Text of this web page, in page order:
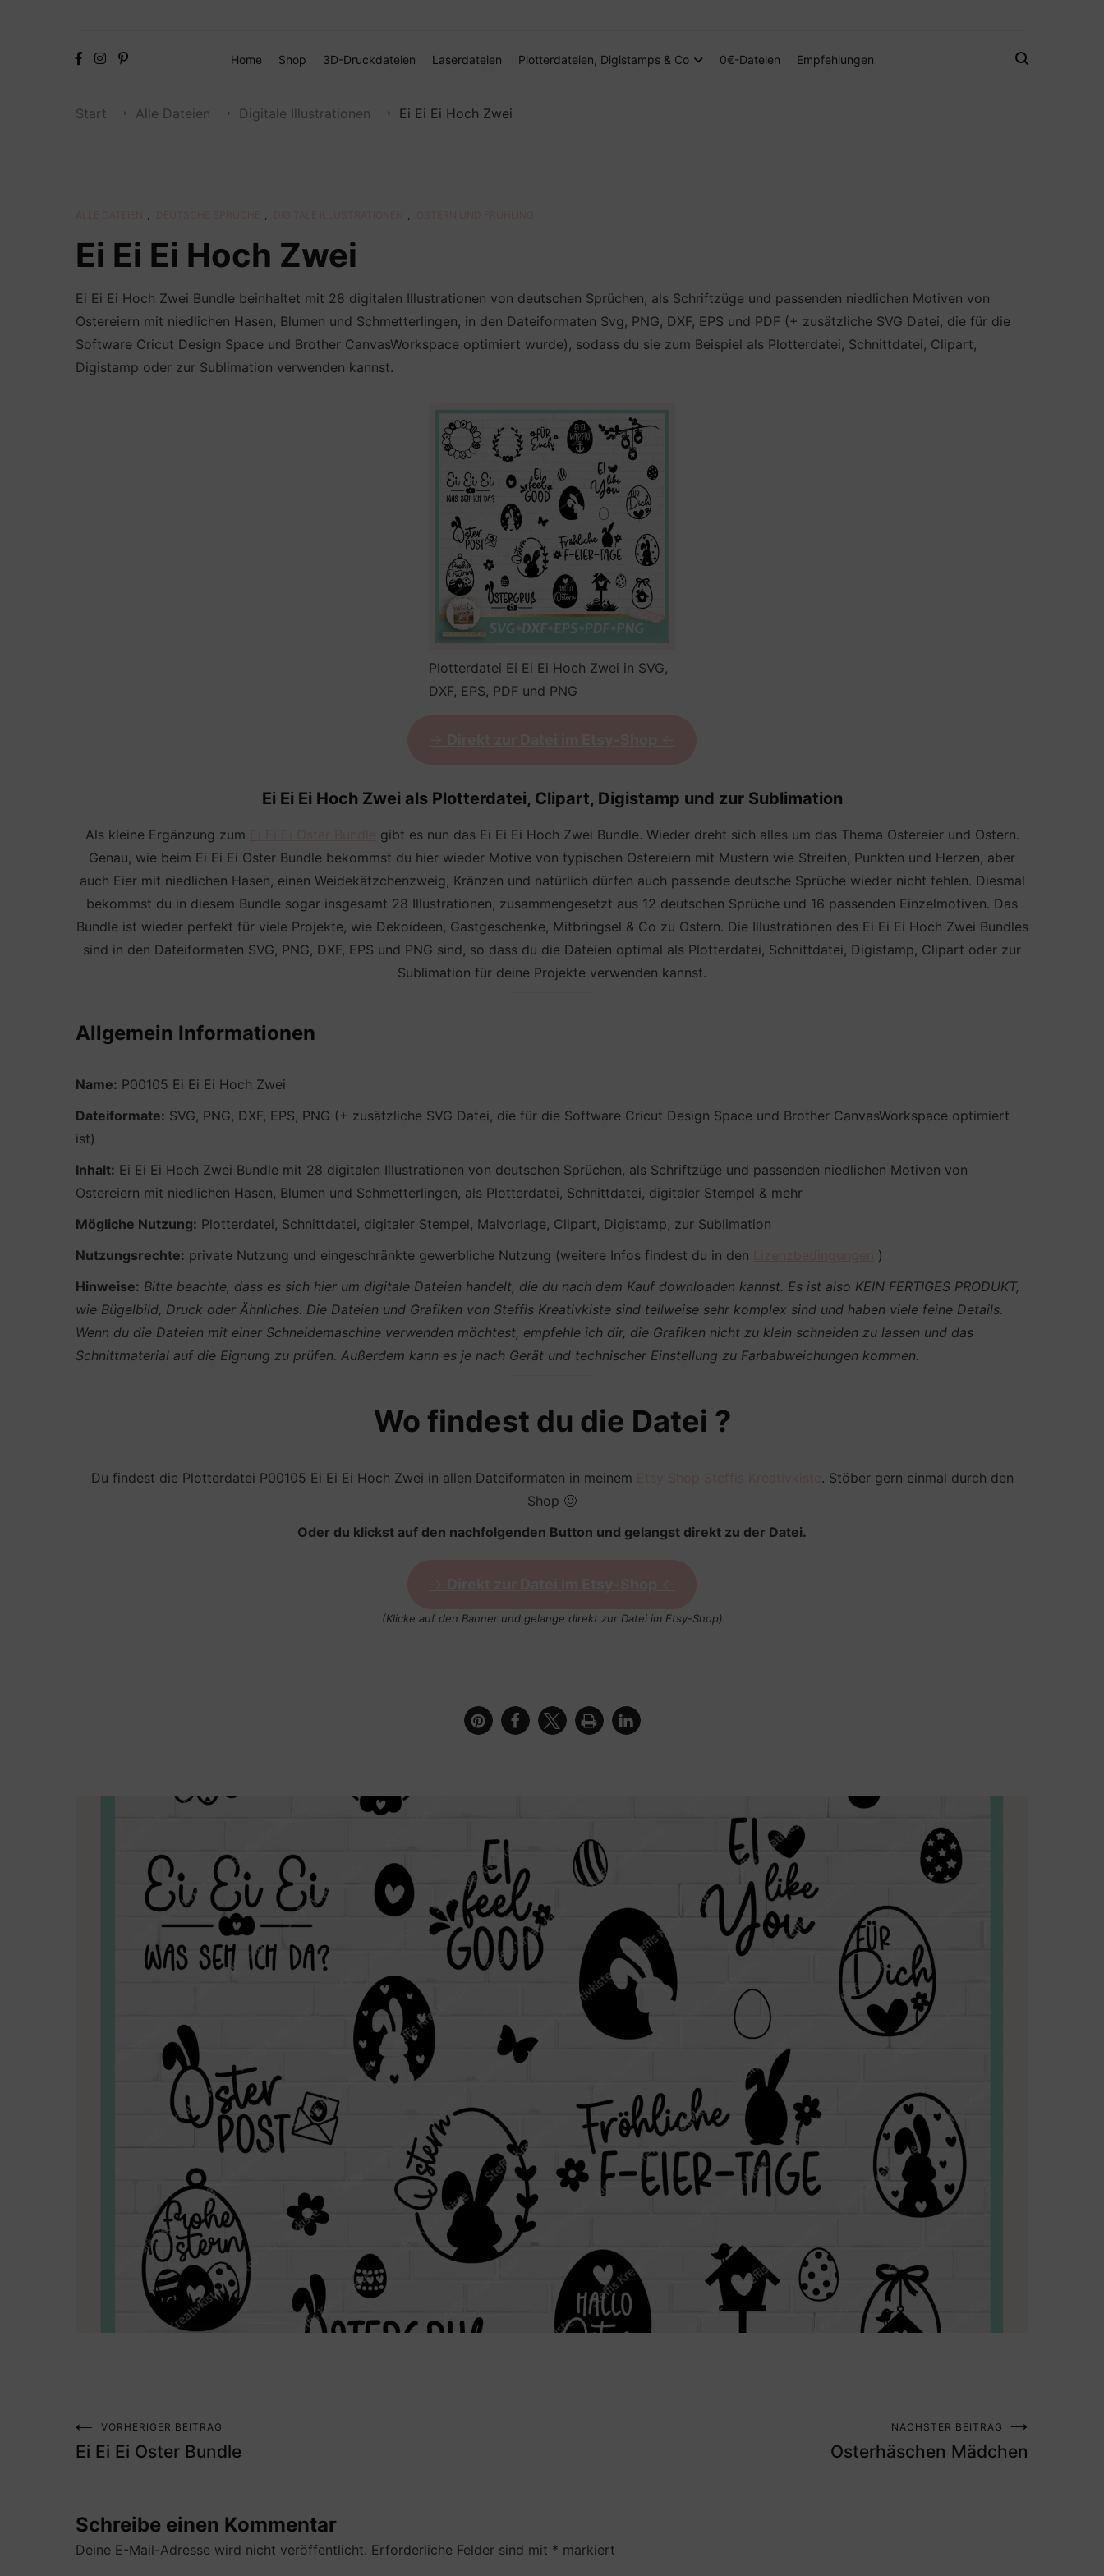
Home
Shop 3D-Druckdateien Laserdateien Plotterdateien, Digistamps & Co 0€-Dateien Empfehlungen
Start Alle Dateien Digitale Illustrationen Ei Ei Ei Hoch Zwei
, , ,
Ei Ei Ei Hoch Zwei
Ei Ei Ei Hoch Zwei Bundle beinhaltet mit 28 digitalen Illustrationen von deutschen Sprüchen, als Schriftzüge und passenden niedlichen Motiven von
Ostereiern mit niedlichen Hasen, Blumen und Schmetterlingen, in den Dateiformaten Svg, PNG, DXF, EPS und PDF (+ zusätzliche SVG Datei, die für die
Software Cricut Design Space und Brother CanvasWorkspace optimiert wurde), sodass du sie zum Beispiel als Plotterdatei, Schnittdatei, Clipart,
Digistamp oder zur Sublimation verwenden kannst.
Plotterdatei Ei Ei Ei Hoch Zwei in SVG,
DXF, EPS, PDF und PNG
Ei Ei Ei Hoch Zwei als Plotterdatei, Clipart, Digistamp und zur Sublimation
Als kleine Ergänzung zum
gibt es nun das Ei Ei Ei Hoch Zwei Bundle. Wieder dreht sich alles um das Thema Ostereier und Ostern.
Genau, wie beim Ei Ei Ei Oster Bundle bekommst du hier wieder Motive von typischen Ostereiern mit Mustern wie Streifen, Punkten und Herzen, aber
auch Eier mit niedlichen Hasen, einen Weidekätzchenzweig, Kränzen und natürlich dürfen auch passende deutsche Sprüche wieder nicht fehlen. Diesmal
bekommst du in diesem Bundle sogar insgesamt 28 Illustrationen, zusammengesetzt aus 12 deutschen Sprüche und 16 passenden Einzelmotiven. Das
Bundle ist wieder perfekt für viele Projekte, wie Dekoideen, Gastgeschenke, Mitbringsel & Co zu Ostern. Die Illustrationen des Ei Ei Ei Hoch Zwei Bundles
sind in den Dateiformaten SVG, PNG, DXF, EPS und PNG sind, so dass du die Dateien optimal als Plotterdatei, Schnittdatei, Digistamp, Clipart oder zur
Sublimation für deine Projekte verwenden kannst.
Allgemein Informationen
Name: P00105 Ei Ei Ei Hoch Zwei
Dateiformate: SVG, PNG, DXF, EPS, PNG (+ zusätzliche SVG Datei, die für die Software Cricut Design Space und Brother CanvasWorkspace optimiert
ist)
Inhalt: Ei Ei Ei Hoch Zwei Bundle mit 28 digitalen Illustrationen von deutschen Sprüchen, als Schriftzüge und passenden niedlichen Motiven von
Ostereiern mit niedlichen Hasen, Blumen und Schmetterlingen, als Plotterdatei, Schnittdatei, digitaler Stempel & mehr
Mögliche Nutzung: Plotterdatei, Schnittdatei, digitaler Stempel, Malvorlage, Clipart, Digistamp, zur Sublimation
Nutzungsrechte: private Nutzung und eingeschränkte gewerbliche Nutzung (weitere Infos findest du in den
)
Hinweise: Bitte beachte, dass es sich hier um digitale Dateien handelt, die du nach dem Kauf downloaden kannst. Es ist also KEIN FERTIGES PRODUKT,
wie Bügelbild, Druck oder Ähnliches. Die Dateien und Grafiken von Steffis Kreativkiste sind teilweise sehr komplex sind und haben viele feine Details.
Wenn du die Dateien mit einer Schneidemaschine verwenden möchtest, empfehle ich dir, die Grafiken nicht zu klein schneiden zu lassen und das
Schnittmaterial auf die Eignung zu prüfen. Außerdem kann es je nach Gerät und technischer Einstellung zu Farbabweichungen kommen.
Wo findest du die Datei ?
Du findest die Plotterdatei P00105 Ei Ei Ei Hoch Zwei in allen Dateiformaten in meinem
. Stöber gern einmal durch den
Shop 🙂
Oder du klickst auf den nachfolgenden Button und gelangst direkt zu der Datei.
(Klicke auf den Banner und gelange direkt zur Datei im Etsy-Shop)
Beitragsnavigation
VORHERIGER BEITRAG
Ei Ei Ei Oster Bundle
NÄCHSTER BEITRAG
Osterhäschen Mädchen
Schreibe einen Kommentar
Deine E-Mail-Adresse wird nicht veröffentlicht. Erforderliche Felder sind mit * markiert